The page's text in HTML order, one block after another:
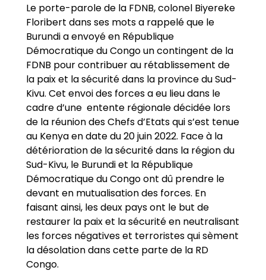
Le porte-parole de la FDNB, colonel Biyereke
Floribert dans ses mots a rappelé que le
Burundi a envoyé en République
Démocratique du Congo un contingent de la
FDNB pour contribuer au rétablissement de
la paix et la sécurité dans la province du Sud-
Kivu. Cet envoi des forces a eu lieu dans le
cadre d’une entente régionale décidée lors
de la réunion des Chefs d’Etats qui s’est tenue
au Kenya en date du 20 juin 2022. Face à la
détérioration de la sécurité dans la région du
Sud-Kivu, le Burundi et la République
Démocratique du Congo ont dû prendre le
devant en mutualisation des forces. En
faisant ainsi, les deux pays ont le but de
restaurer la paix et la sécurité en neutralisant
les forces négatives et terroristes qui sèment
la désolation dans cette parte de la RD
Congo.